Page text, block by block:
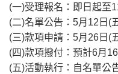
(一)受理報名：即日起至
(二)名單公告：5月12日(
(三)款項申請：5月26日(
(四)款項撥付：預計6月
(五)活動執行：自名單公